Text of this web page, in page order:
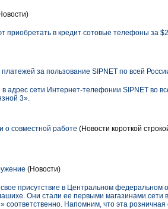
приобретать в кредит сотовые телефоны за
за пользование SIPNET по всей
адрес сети Интернет-телефонии SIPNET во
3».
о совместной работе (Новости короткой
(Новости)
присутствие в Центральном федеральном
Они стали ее первыми магазинами сети
соответственно. Напомним, что эта